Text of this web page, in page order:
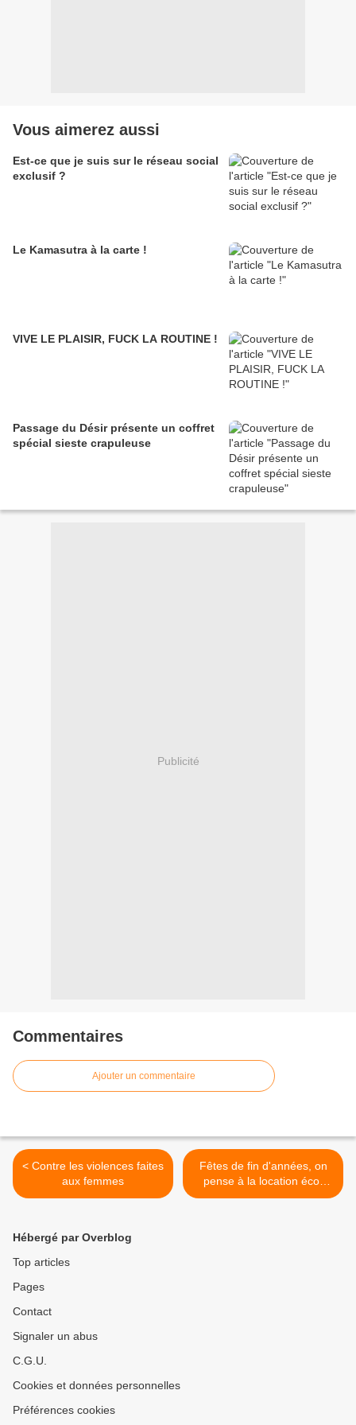
Vous aimerez aussi
Est-ce que je suis sur le réseau social
exclusif ?
Le Kamasutra à la carte !
VIVE LE PLAISIR, FUCK LA ROUTINE !
Passage du Désir présente un coffret
spécial sieste crapuleuse
Publicité
Commentaires
Ajouter un commentaire
< Contre les violences faites
aux femmes
Fêtes de fin d'années, on
pense à la location éco-
responsable ! >
Hébergé par Overblog
Top articles
Pages
Contact
Signaler un abus
C.G.U.
Cookies et données personnelles
Préférences cookies